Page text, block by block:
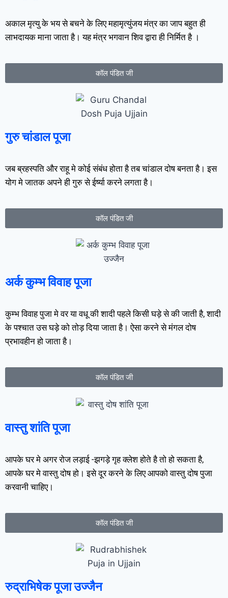
अकाल मृत्यु के भय से बचने के लिए महामृत्युंजय मंत्र का जाप बहुत ही
लाभदायक माना जाता है। यह मंत्र भगवान शिव द्वारा ही निर्मित है ।
कॉल पंडित जी
गुरु चांडाल पूजा
जब ब्रहस्पति और राहू मे कोई संबंध होता है तब चांडाल दोष बनता है। इस
योग मे जातक अपने ही गुरु से ईर्ष्या करने लगता है।
कॉल पंडित जी
अर्क कुम्भ विवाह पूजा
कुम्भ विवाह पुजा मे वर या वधू की शादी पहले किसी घड़े से की जाती है, शादी
के पश्चात उस घड़े को तोड़ दिया जाता है। ऐसा करने से मंगल दोष
प्रभावहीन हो जाता है।
कॉल पंडित जी
वास्तु शांति पूजा
आपके घर मे अगर रोज लड़ाई -झगड़े गृह क्लेश होते है तो हो सकता है,
आपके घर मे वास्तु दोष हो। इसे दूर करने के लिए आपको वास्तु दोष पुजा
करवानी चाहिए।
कॉल पंडित जी
रुद्राभिषेक पूजा उज्जैन